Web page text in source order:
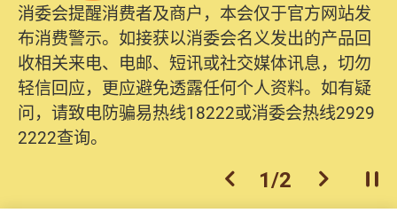
消委会提醒消费者及商户，本会仅于官方网站发
布消费警示。如接获以消委会名义发出的产品回
收相关来电、电邮、短讯或社交媒体讯息，切勿
轻信回应，更应避免透露任何个人资料。如有疑
问，请致电防骗易热线18222或消委会热线2929
2222查询。
上一个
1/2 下一个开